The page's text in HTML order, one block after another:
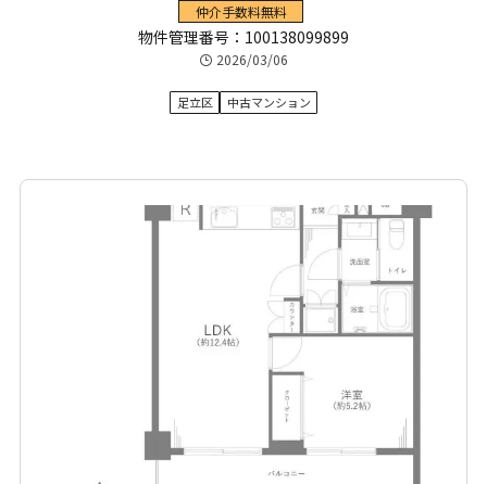
仲介手数料無料
物件管理番号：100138099899
2026/03/06
足立区 中古マンション